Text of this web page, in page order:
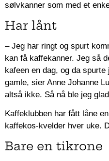
sølvkanner som med et
Har lånt
– Jeg har ringt og spurt
kan få kaffekanner. Jeg så
kafeen en dag, og da
gamle, sier Anne Johanne
altså ikke. Så nå ble jeg
Kaffeklubben har fått låne
kaffekos-kvelder hver uke.
Bare en tikrone